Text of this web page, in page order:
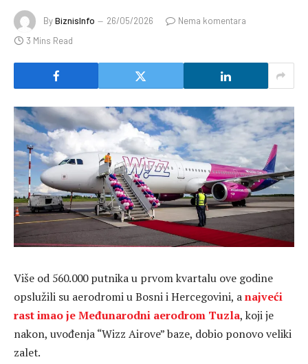
ByBiznisInfo 26/05/2026
Nema komentara
3 Mins Read
Više od 560.000 putnika u prvom kvartalu ove godine
opslužili su aerodromi u Bosni i Hercegovini, anajveći
rast imao je Međunarodni aerodrom Tuzla, koji je
nakon, uvođenja “Wizz Airove” baze, dobio ponovo veliki
zalet.